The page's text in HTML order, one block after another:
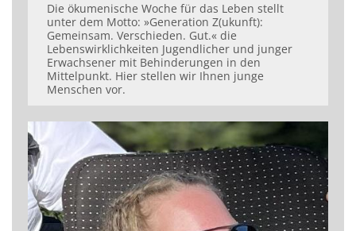
Die ökumenische Woche für das Leben stellt
unter dem Motto: »Generation Z(ukunft):
Gemeinsam. Verschieden. Gut.« die
Lebenswirklichkeiten Jugendlicher und junger
Erwachsener mit Behinderungen in den
Mittelpunkt. Hier stellen wir Ihnen junge
Menschen vor.